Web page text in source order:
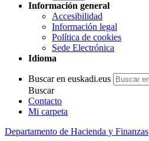
Información general
Accesibilidad
Información legal
Política de cookies
Sede Electrónica
Idioma
Buscar en euskadi.eus
Buscar
Contacto
Mi carpeta
Departamento de Hacienda y Finanzas